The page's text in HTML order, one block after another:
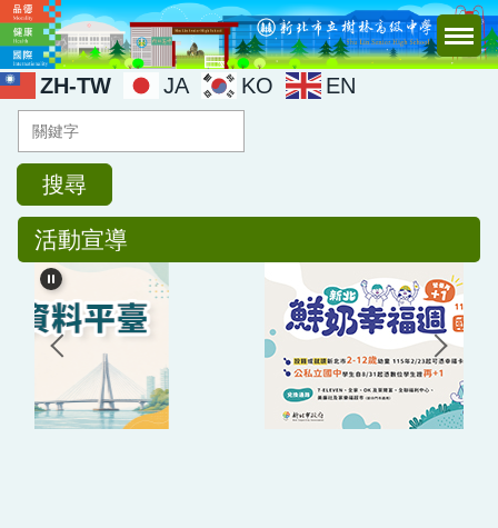
跳
到
主
要
容
ZH-TW JA KO EN
搜尋
活動宣導